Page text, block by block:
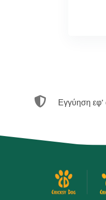
 Εγγύηση